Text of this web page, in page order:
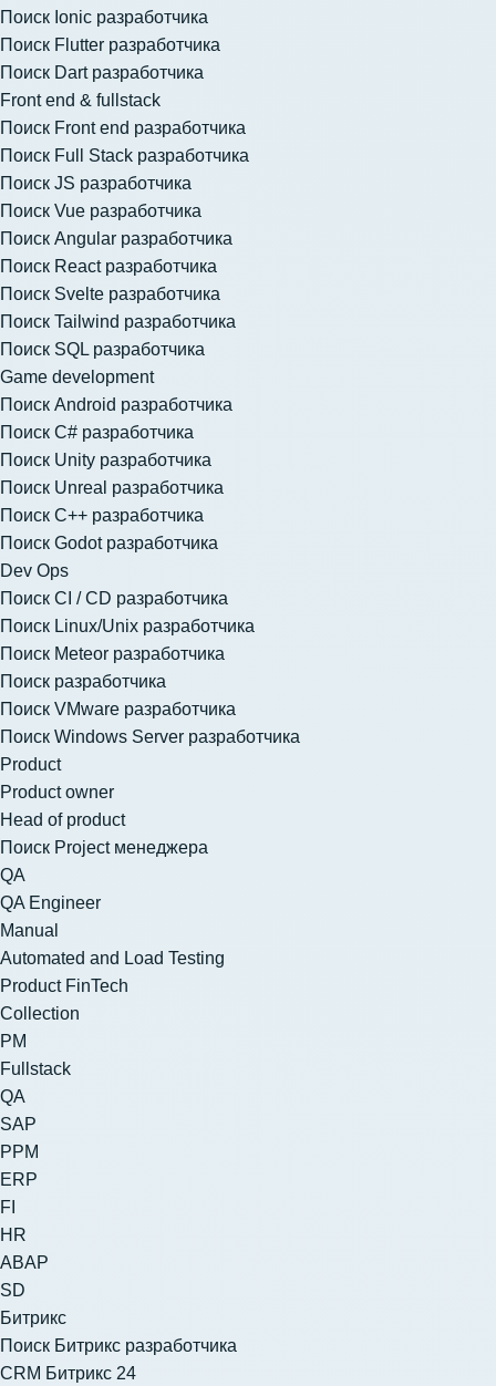
Поиск Ionic разработчика
Поиск Flutter разработчика
Поиск Dart разработчика
Front end & fullstack
Поиск Front end разработчика
Поиск Full Stack разработчика
Поиск JS разработчика
Поиск Vue разработчика
Поиск Angular разработчика
Поиск React разработчика
Поиск Svelte разработчика
Поиск Tailwind разработчика
Поиск SQL разработчика
Game development
Поиск Android разработчика
Поиск C# разработчика
Поиск Unity разработчика
Поиск Unreal разработчика
Поиск C++ разработчика
Поиск Godot разработчика
Dev Ops
Поиск CI / CD разработчика
Поиск Linux/Unix разработчика
Поиск Meteor разработчика
Поиск разработчика
Поиск VMware разработчика
Поиск Windows Server разработчика
Product
Product owner
Head of product
Поиск Project менеджера
QA
QA Engineer
Manual
Automated and Load Testing
Product FinTech
Collection
PM
Fullstack
QA
SAP
PPM
ERP
FI
HR
ABAP
SD
Битрикс
Поиск Битрикс разработчика
CRM Битрикс 24